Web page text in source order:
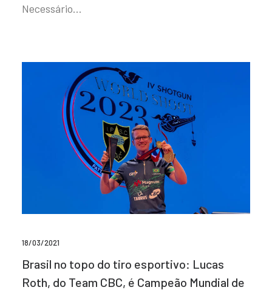
Necessário…
18/03/2021
Brasil no topo do tiro esportivo: Lucas
Roth, do Team CBC, é Campeão Mundial de